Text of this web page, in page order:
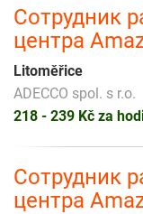
Сотрудник
центра
Litoměřice
ADECCO spol. s r.o.
218 - 239 Kč za
Сотрудник
центра